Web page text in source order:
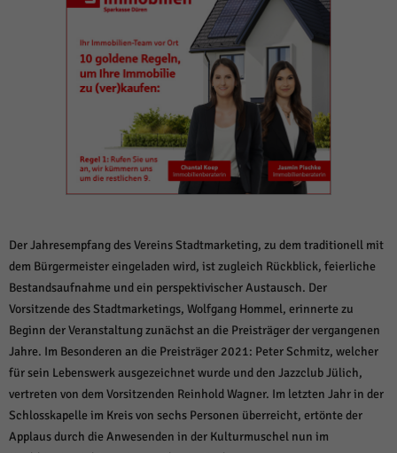
Der Jahresempfang des Vereins Stadtmarketing, zu dem traditionell mit
dem Bürgermeister eingeladen wird, ist zugleich Rückblick, feierliche
Bestandsaufnahme und ein perspektivischer Austausch. Der
Vorsitzende des Stadtmarketings, Wolfgang Hommel, erinnerte zu
Beginn der Veranstaltung zunächst an die Preisträger der vergangenen
Jahre. Im Besonderen an die Preisträger 2021: Peter Schmitz, welcher
für sein Lebenswerk ausgezeichnet wurde und den Jazzclub Jülich,
vertreten von dem Vorsitzenden Reinhold Wagner. Im letzten Jahr in der
Schlosskapelle im Kreis von sechs Personen überreicht, ertönte der
Applaus durch die Anwesenden in der Kulturmuschel nun im
Alle akzeptieren Speichern und weiter
Zurück
Datenschutzeinstellungen
Essenzielle Cookies ermöglichen grundlegende Funktionen und sind für die
einwandfreie Funktion der Website erforderlich.
Cookie-Informationen anzeigen
Statistik Cookies erfassen Informationen anonym. Diese Informationen helfen
uns zu verstehen, wie unsere Besucher unsere Website nutzen.
Cookie-Informationen anzeigen
Marketing (1)
Marketing-Cookies werden von Drittanbietern oder Publishern verwendet,
um personalisierte Werbung anzuzeigen. Sie tun dies, indem sie Besucher
über Websites hinweg verfolgen.
Cookie-Informationen anzeigen